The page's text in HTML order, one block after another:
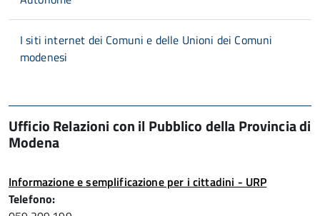
I siti internet dei Comuni e delle Unioni dei Comuni
modenesi
Ufficio Relazioni con il Pubblico della Provincia di
Modena
Informazione e semplificazione per i cittadini - URP
Telefono: